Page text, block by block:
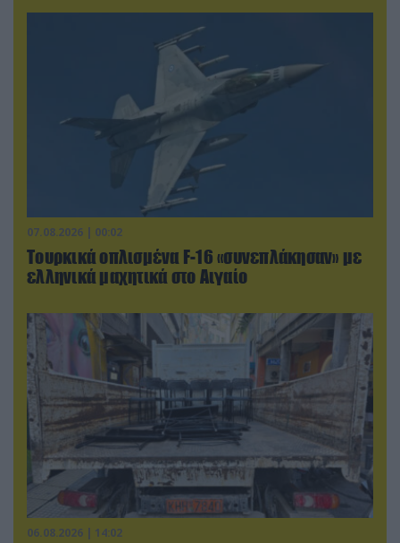
07.08.2026 | 00:02
Τουρκικά οπλισμένα F-16 «συνεπλάκησαν» με
ελληνικά μαχητικά στο Αιγαίο
06.08.2026 | 14:02